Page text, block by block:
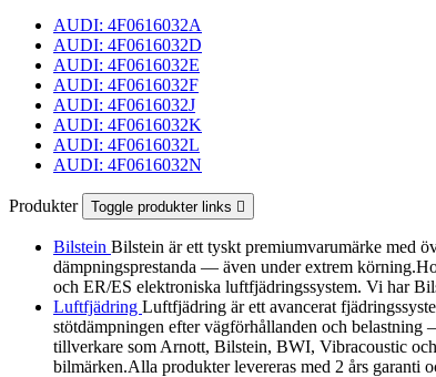
AUDI: 4F0616032A
AUDI: 4F0616032D
AUDI: 4F0616032E
AUDI: 4F0616032F
AUDI: 4F0616032J
AUDI: 4F0616032K
AUDI: 4F0616032L
AUDI: 4F0616032N
Produkter Toggle produkter links 
Bilstein Bilstein är ett tyskt premiumvarumärke med
dämpningsprestanda — även under extrem
och ER/ES elektroniska luftfjädringssystem. Vi har
Luftfjädring Luftfjädring är ett avancerat
stötdämpningen efter vägförhållanden och
tillverkare som Arnott, Bilstein, BWI, Vibracoustic
bilmärken.Alla produkter levereras med 2 års garanti